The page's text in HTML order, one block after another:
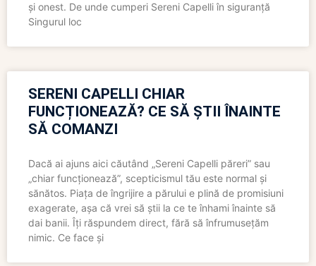
și onest. De unde cumperi Sereni Capelli în siguranță
Singurul loc
SERENI CAPELLI CHIAR
FUNCȚIONEAZĂ? CE SĂ ȘTII ÎNAINTE
SĂ COMANZI
Dacă ai ajuns aici căutând „Sereni Capelli păreri” sau
„chiar funcționează”, scepticismul tău este normal și
sănătos. Piața de îngrijire a părului e plină de promisiuni
exagerate, așa că vrei să știi la ce te înhami înainte să
dai banii. Îți răspundem direct, fără să înfrumusețăm
nimic. Ce face și